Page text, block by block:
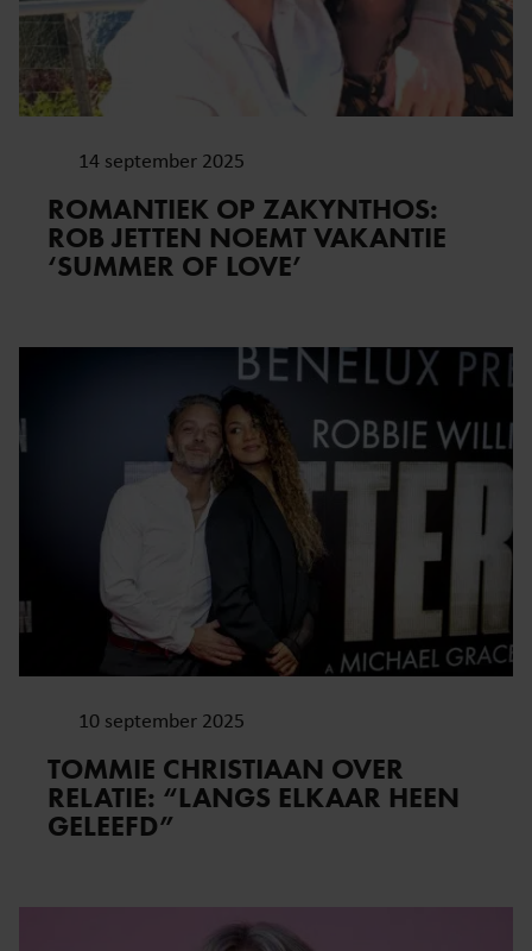
14 september 2025
ROMANTIEK OP ZAKYNTHOS:
ROB JETTEN NOEMT VAKANTIE
‘SUMMER OF LOVE’
10 september 2025
TOMMIE CHRISTIAAN OVER
RELATIE: “LANGS ELKAAR HEEN
GELEEFD”